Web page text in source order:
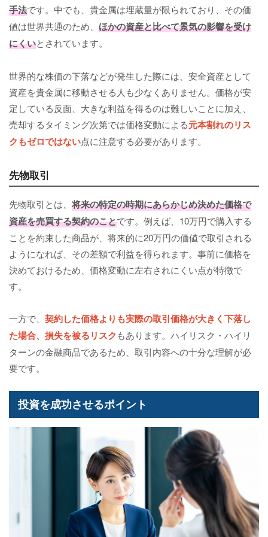
手法です。中でも、貴金属は埋蔵量が限られており、その価
値は世界共通のため、 ほかの資産と比べて景気の影響を受け
にくいとされています。
世界的な株価の下落などが発生した際には、安全資産として
資産を貴金属に移動させる人も少なくありません。価格が安
定している反面、大きな利益を得るのは難しいことに加え、
売却するタイミング次第では価格変動による元本割れのリス
クもゼロではない点に注意する必要があります。
先物取引
先物取引とは、 将来の特定の時期にあらかじめ決めた価格で
資産を売買する契約のことです。例えば、10万円で購入する
ことを約束した商品が、将来的に20万円の価値で取引される
ようになれば、その差額で利益を得られます。事前に価格を
決めておけるため、価格変動に左右されにくい点が特徴で
す。
一方で、 契約した価格よりも実際の取引価格が大きく下落し
た場合、損失を被るリスク もあります。ハイリスク・ハイリ
ターンの金融商品であるため、取引内容への十分な理解が必
要です。
投資を成功させるポイント